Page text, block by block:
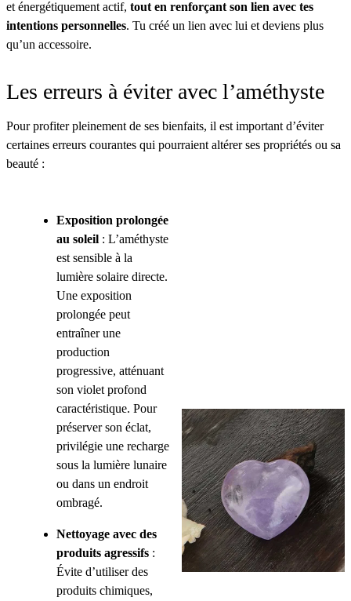
et énergétiquement actif, tout en renforçant son lien avec tes
intentions personnelles. Tu créé un lien avec lui et deviens plus
qu’un accessoire.
Les erreurs à éviter avec l’améthyste
Pour profiter pleinement de ses bienfaits, il est important d’éviter
certaines erreurs courantes qui pourraient altérer ses propriétés ou sa
beauté :
Exposition prolongée
au soleil : L’améthyste
est sensible à la
lumière solaire directe.
Une exposition
prolongée peut
entraîner une
production
progressive, atténuant
son violet profond
caractéristique. Pour
préserver son éclat,
privilégie une recharge
sous la lumière lunaire
ou dans un endroit
ombragé.
Nettoyage avec des
produits agressifs :
Évite d’utiliser des
produits chimiques,